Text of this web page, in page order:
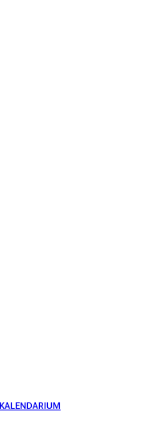
KALENDARIUM